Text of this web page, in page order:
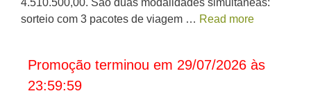
4.510.500,00. São duas modalidades simultâneas:
sorteio com 3 pacotes de viagem … Read more
Promoção terminou em 29/07/2026 às
23:59:59